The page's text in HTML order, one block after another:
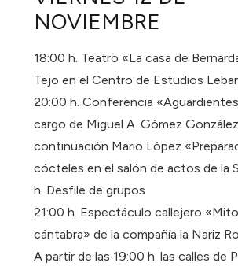
NOVIEMBRE
18:00 h. Teatro «La casa de
Tejo en el Centro de Estudios
20:00 h. Conferencia
cargo de Miguel A. Gómez
continuación Mario López
cócteles en el salón de actos de la
h. Desfile de grupos
21:00 h. Espectáculo callejero
cántabra» de la compañía la Nariz
A partir de las 19:00 h. las calles de